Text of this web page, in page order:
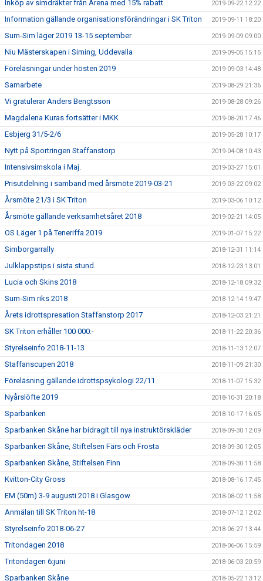
Inköp av simdräkter från Arena med 15% rabatt 2019-09-22 12:22
Information gällande organisationsförändringar i SK Triton 2019-09-11 18:20
Sum-Sim läger 2019 13-15 september 2019-09-09 09:00
Niu Mästerskapen i Siming, Uddevalla 2019-09-05 15:15
Föreläsningar under hösten 2019 2019-09-03 14:48
Samarbete 2019-08-29 21:36
Vi gratulerar Anders Bengtsson 2019-08-28 09:26
Magdalena Kuras fortsätter i MKK 2019-08-20 17:46
Esbjerg 31/5-2/6 2019-05-28 10:17
Nytt på Sportringen Staffanstorp 2019-04-08 10:43
Intensivsimskola i Maj. 2019-03-27 15:01
Prisutdelning i samband med årsmöte 2019-03-21 2019-03-22 09:02
Årsmöte 21/3 i SK Triton 2019-03-06 10:12
Årsmöte gällande verksamhetsåret 2018 2019-02-21 14:05
OS Läger 1 på Teneriffa 2019 2019-01-07 15:22
Simborgarrally 2018-12-31 11:14
Julklappstips i sista stund. 2018-12-23 13:01
Lucia och Skins 2018 2018-12-18 09:32
Sum-Sim riks 2018 2018-12-14 19:47
Årets idrottspresation Staffanstorp 2017 2018-12-03 21:21
SK Triton erhåller 100 000:- 2018-11-22 20:36
Styrelseinfo 2018-11-13 2018-11-13 12:07
Staffanscupen 2018 2018-11-09 21:30
Föreläsning gällande idrottspsykologi 22/11 2018-11-07 15:32
Nyårslöfte 2019 2018-10-31 20:18
Sparbanken 2018-10-17 16:05
Sparbanken Skåne har bidragit till nya instruktörskläder 2018-09-30 12:09
Sparbanken Skåne, Stiftelsen Färs och Frosta 2018-09-30 12:05
Sparbanken Skåne, Stiftelsen Finn 2018-09-30 11:58
Kvitton-City Gross 2018-08-16 17:45
EM (50m) 3-9 augusti 2018 i Glasgow 2018-08-02 11:58
Anmälan till SK Triton ht-18 2018-07-12 12:02
Styrelseinfo 2018-06-27 2018-06-27 13:44
Tritondagen 2018 2018-06-06 15:59
Tritondagen 6:juni 2018-06-03 20:59
Sparbanken Skåne 2018-05-22 13:12